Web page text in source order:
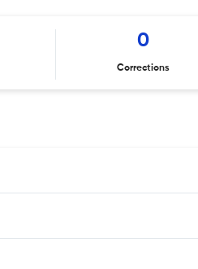
0
Corrections